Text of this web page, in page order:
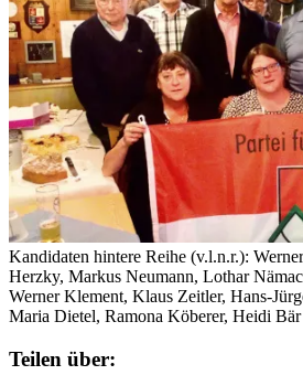
Kandidaten hintere Reihe (v.l.n.r.):
Herzky, Markus Neumann, Lothar
Werner Klement, Klaus Zeitler, Hans-
Maria Dietel, Ramona Köberer, Heidi Bär
Teilen über: